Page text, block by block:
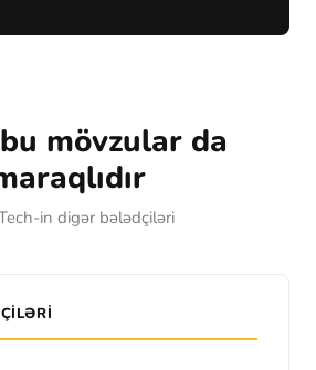
mövzular da
in digər bələdçiləri